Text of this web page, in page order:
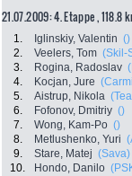
21.07.2009: 4. Etappe , 118.8
1. Iglinskiy, Valentin ()
2.
Veelers, Tom (Skil-
3.
Rogina, Radoslav
4.
Kocjan, Jure
5.
Aistrup, Nikola
6.
Fofonov, Dmitriy ()
7.
Wong, Kam-Po ()
8.
Metlushenko, Yuri
9.
Stare, Matej (Sava)
10.
Hondo, Danilo